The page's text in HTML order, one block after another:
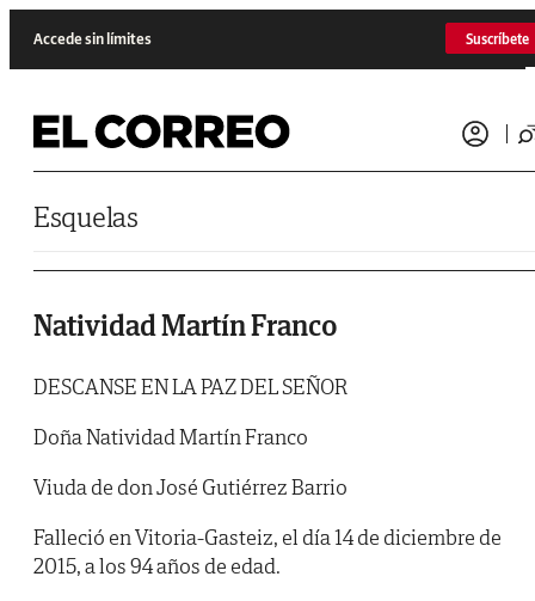
Accede sin límites Suscríbete
Esquelas
Natividad Martín Franco
DESCANSE EN LA PAZ DEL SEÑOR
Doña Natividad Martín Franco
Viuda de don José Gutiérrez Barrio
Falleció en Vitoria-Gasteiz, el día 14 de diciembre de
2015, a los 94 años de edad.